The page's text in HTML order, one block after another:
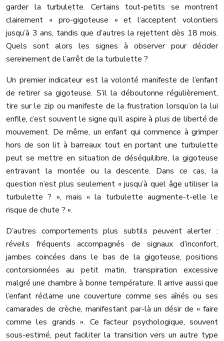
garder la turbulette. Certains tout-petits se montrent
clairement « pro-gigoteuse » et l’acceptent volontiers
jusqu’à 3 ans, tandis que d’autres la rejettent dès 18 mois.
Quels sont alors les signes à observer pour décider
sereinement de l’arrêt de la turbulette ?
Un premier indicateur est la volonté manifeste de l’enfant
de retirer sa gigoteuse. S’il la déboutonne régulièrement,
tire sur le zip ou manifeste de la frustration lorsqu’on la lui
enfile, c’est souvent le signe qu’il aspire à plus de liberté de
mouvement. De même, un enfant qui commence à grimper
hors de son lit à barreaux tout en portant une turbulette
peut se mettre en situation de déséquilibre, la gigoteuse
entravant la montée ou la descente. Dans ce cas, la
question n’est plus seulement « jusqu’à quel âge utiliser la
turbulette ? », mais « la turbulette augmente-t-elle le
risque de chute ? ».
D’autres comportements plus subtils peuvent alerter :
réveils fréquents accompagnés de signaux d’inconfort,
jambes coincées dans le bas de la gigoteuse, positions
contorsionnées au petit matin, transpiration excessive
malgré une chambre à bonne température. Il arrive aussi que
l’enfant réclame une couverture comme ses aînés ou ses
camarades de crèche, manifestant par-là un désir de « faire
comme les grands ». Ce facteur psychologique, souvent
sous-estimé, peut faciliter la transition vers un autre type